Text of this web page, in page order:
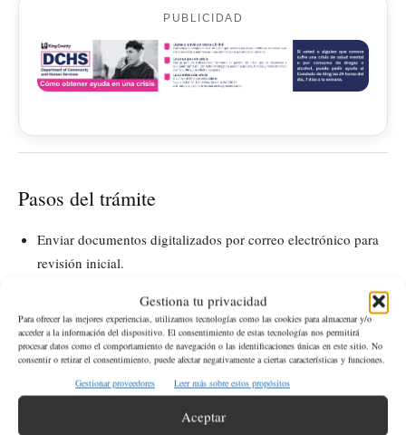
Gestiona tu privacidad
Para ofrecer las mejores experiencias, utilizamos tecnologías como las cookies para almacenar y/o
acceder a la información del dispositivo. El consentimiento de estas tecnologías nos permitirá
procesar datos como el comportamiento de navegación o las identificaciones únicas en este sitio. No
consentir o retirar el consentimiento, puede afectar negativamente a ciertas características y funciones.
Gestionar proveedores
Leer más sobre estos propósitos
Aceptar
PUBLICIDAD
Pasos del trámite
Enviar documentos digitalizados por correo electrónico para
revisión inicial.
Tras la autorización, presentar originales del boletín, la carta
escolar y la solicitud.
Verificar que el nombre del alumno coincida exactamente con
El servicio es gratuito, de acuerdo con información publicada por